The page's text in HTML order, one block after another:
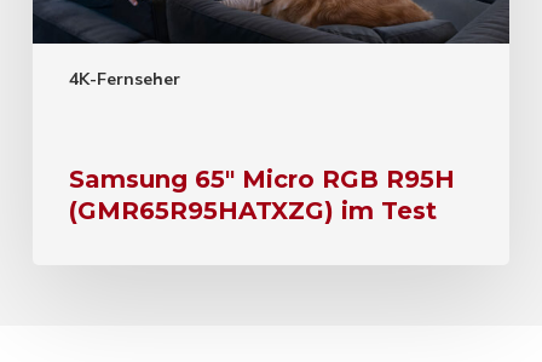
4K-Fernseher
Samsung 65″ Micro RGB R95H
(GMR65R95HATXZG) im Test